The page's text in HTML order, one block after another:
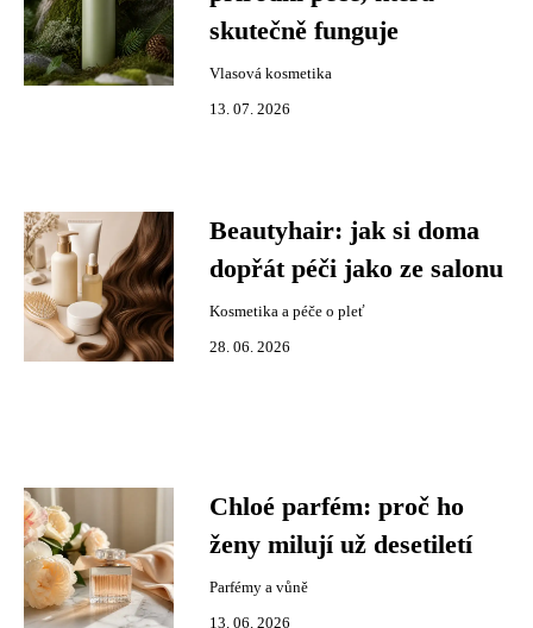
skutečně funguje
Vlasová kosmetika
13. 07. 2026
Beautyhair: jak si doma
dopřát péči jako ze salonu
Kosmetika a péče o pleť
28. 06. 2026
Chloé parfém: proč ho
ženy milují už desetiletí
Parfémy a vůně
13. 06. 2026